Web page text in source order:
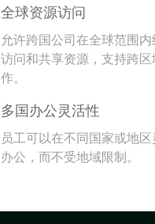
全球资源访问
允许跨国公司在全球范围内
访问和共享资源，支持跨
作。
多国办公灵活性
员工可以在不同国家或地
办公，而不受地域限制。